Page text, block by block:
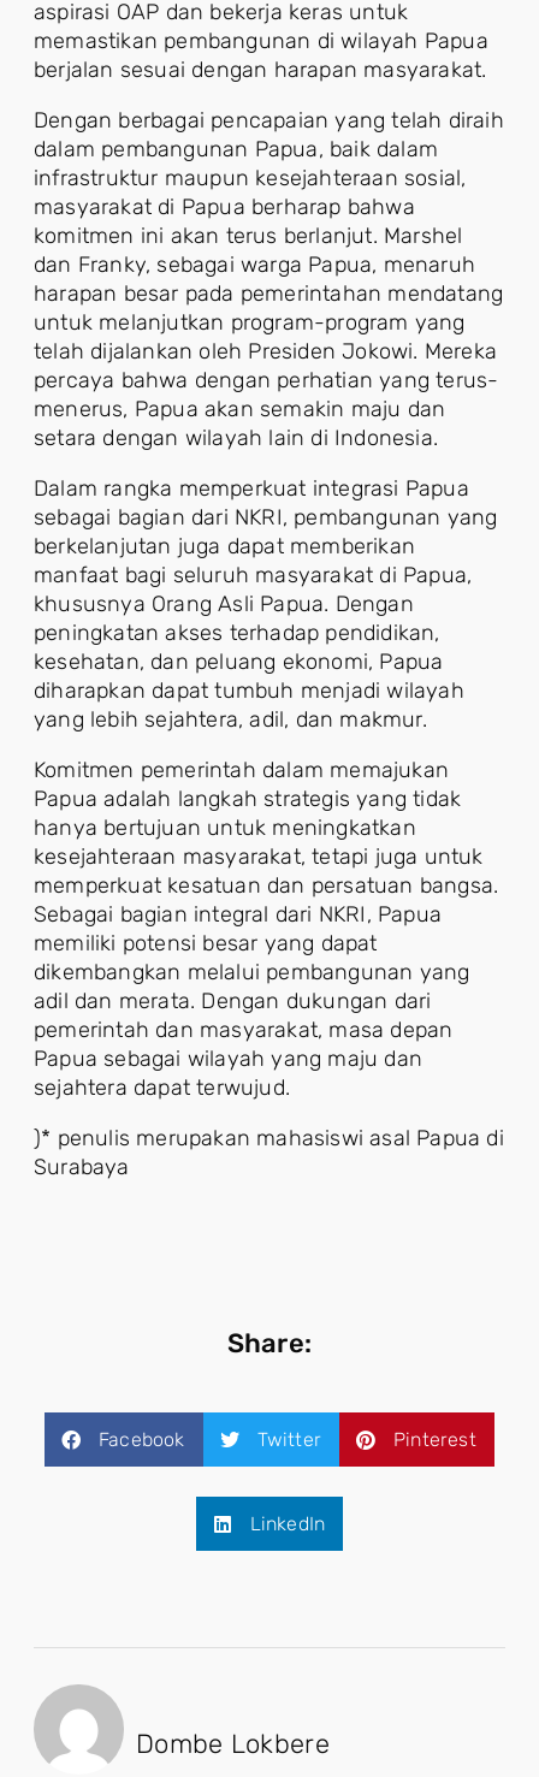
aspirasi OAP dan bekerja keras untuk
memastikan pembangunan di wilayah Papua
berjalan sesuai dengan harapan masyarakat.
Dengan berbagai pencapaian yang telah diraih
dalam pembangunan Papua, baik dalam
infrastruktur maupun kesejahteraan sosial,
masyarakat di Papua berharap bahwa
komitmen ini akan terus berlanjut. Marshel
dan Franky, sebagai warga Papua, menaruh
harapan besar pada pemerintahan mendatang
untuk melanjutkan program-program yang
telah dijalankan oleh Presiden Jokowi. Mereka
percaya bahwa dengan perhatian yang terus-
menerus, Papua akan semakin maju dan
setara dengan wilayah lain di Indonesia.
Dalam rangka memperkuat integrasi Papua
sebagai bagian dari NKRI, pembangunan yang
berkelanjutan juga dapat memberikan
manfaat bagi seluruh masyarakat di Papua,
khususnya Orang Asli Papua. Dengan
peningkatan akses terhadap pendidikan,
kesehatan, dan peluang ekonomi, Papua
diharapkan dapat tumbuh menjadi wilayah
yang lebih sejahtera, adil, dan makmur.
Komitmen pemerintah dalam memajukan
Papua adalah langkah strategis yang tidak
hanya bertujuan untuk meningkatkan
kesejahteraan masyarakat, tetapi juga untuk
memperkuat kesatuan dan persatuan bangsa.
Sebagai bagian integral dari NKRI, Papua
memiliki potensi besar yang dapat
dikembangkan melalui pembangunan yang
adil dan merata. Dengan dukungan dari
pemerintah dan masyarakat, masa depan
Papua sebagai wilayah yang maju dan
sejahtera dapat terwujud.
)* penulis merupakan mahasiswi asal Papua di
Surabaya
Share:
Facebook Twitter Pinterest
LinkedIn
Dombe Lokbere